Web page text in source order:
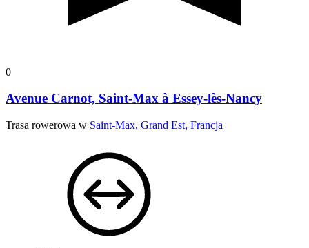
0
Avenue Carnot, Saint-Max à Essey-lès-Nancy
Trasa rowerowa w Saint-Max, Grand Est, Francja